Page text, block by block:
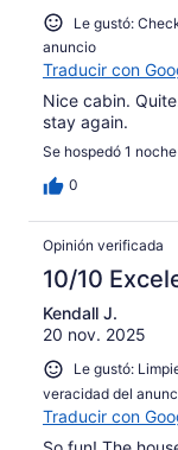
Le gustó:
anuncio
Traducir con
Nice cabin.
stay again.
Se hospedó 1
0
Opinión verificada
10/10
Kendall J.
20 nov. 2025
Le gustó:
veracidad del
Traducir con